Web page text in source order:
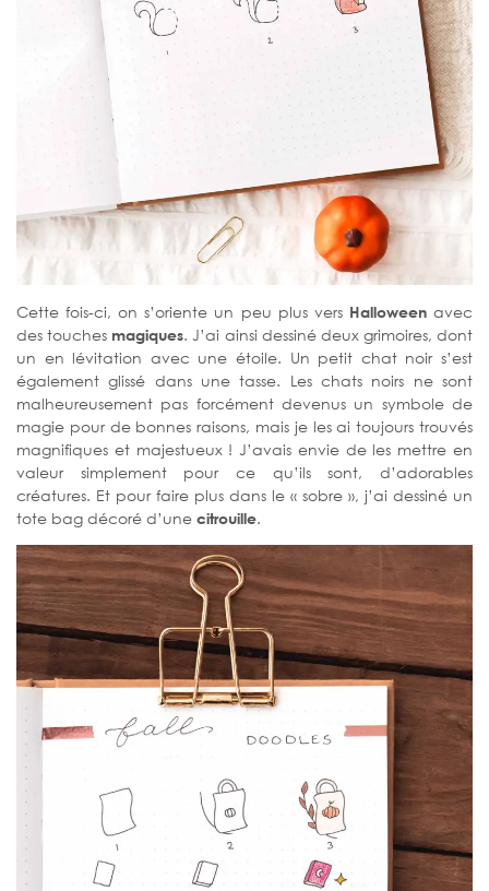
Cette fois-ci, on s’oriente un peu plus vers Halloweenavec
des touches magiques. J’ai ainsi dessiné deux grimoires, dont
un en lévitation avec une étoile. Un petit chat noir s’est
également glissé dans une tasse. Les chats noirs ne sont
malheureusement pas forcément devenus un symbole de
magie pour de bonnes raisons, mais je les ai toujours trouvés
magnifiques et majestueux ! J’avais envie de les mettre en
valeur simplement pour ce qu’ils sont, d’adorables
créatures. Et pour faire plus dans le « sobre », j’ai dessiné un
tote bag décoré d’une citrouille.